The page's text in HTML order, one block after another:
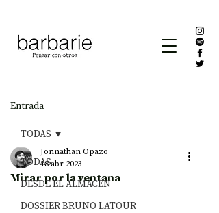
Entrada
TODAS
DESDE EL ALMACÉN
DOSSIER BRUNO LATOUR
TODAS
Mirar por la ventana
Jonnathan Opazo
18 abr 2023